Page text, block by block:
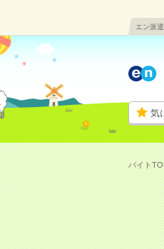
エン派遣
気
バイト